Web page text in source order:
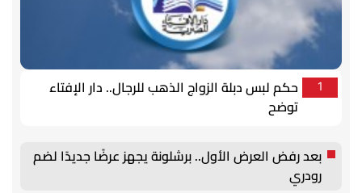
1
حكم لبس دبلة الزواج الذهب للرجال.. دار الإفتاء
توضح
بعد رفض العرض الأول.. برشلونة يجهز عرضًا جديدًا لضم
رودري